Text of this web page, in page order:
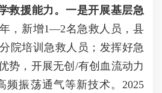
救援能力。一是开展基层急
，新增1—2名急救人员，县
院培训急救人员；发挥好急
势，开展无创/有创血流动力
频振荡通气等新技术。2025